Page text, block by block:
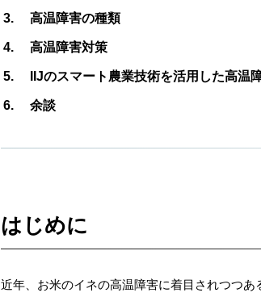
高温障害の種類
高温障害対策
IIJのスマート農業技術を活用した高温
余談
はじめに
近年、お米のイネの高温障害に着目されつつあ